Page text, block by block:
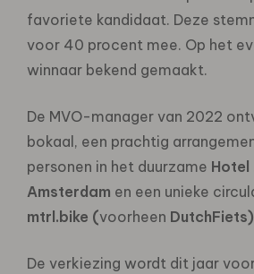
favoriete kandidaat. Deze
voor 40 procent mee. Op het
winnaar bekend gemaakt.
De MVO-manager van 2022
bokaal, een prachtig
personen in het duurzame Hotel
Amsterdam en een unieke
mtrl.bike (voorheen DutchFiets)
De verkiezing wordt dit jaar